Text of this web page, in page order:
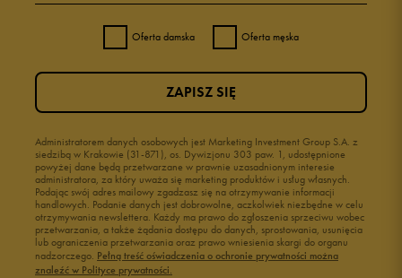
Oferta damska Oferta męska
Administratorem danych osobowych jest Marketing Investment Group S.A. z
siedzibą w Krakowie (31-871), os. Dywizjonu 303 paw. 1, udostępnione
powyżej dane będą przetwarzane w prawnie uzasadnionym interesie
administratora, za który uważa się marketing produktów i usług własnych.
Podając swój adres mailowy zgadzasz się na otrzymywanie informacji
handlowych. Podanie danych jest dobrowolne, aczkolwiek niezbędne w celu
otrzymywania newslettera. Każdy ma prawo do zgłoszenia sprzeciwu wobec
przetwarzania, a także żądania dostępu do danych, sprostowania, usunięcia
lub ograniczenia przetwarzania oraz prawo wniesienia skargi do organu
nadzorczego. Pełną treść oświadczenia o ochronie prywatności można
znaleźć w Polityce prywatności.
ZAPISZ SIĘ